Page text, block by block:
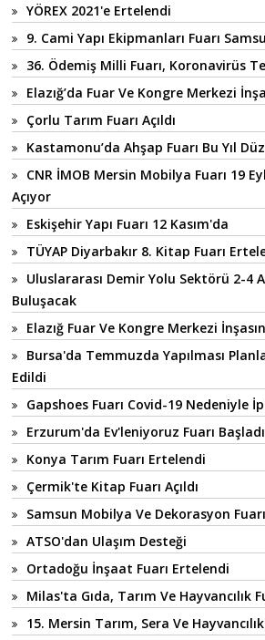
YÖREX 2021'e Ertelendi
9. Cami Yapı Ekipmanları Fuarı
36. Ödemiş Milli Fuarı, Koronavirüs
Elazığ’da Fuar Ve Kongre Merkezi
Çorlu Tarım Fuarı Açıldı
Kastamonu’da Ahşap Fuarı Bu Yıl
CNR İMOB Mersin Mobilya Fuarı 19
Açıyor
Eskişehir Yapı Fuarı 12 Kasım'da
TÜYAP Diyarbakır 8. Kitap Fuarı
Uluslararası Demir Yolu Sektörü 2-4
Buluşacak
Elazığ Fuar Ve Kongre Merkezi
Bursa'da Temmuzda Yapılması
Edildi
Gapshoes Fuarı Covid-19 Nedeniyle
Erzurum'da Ev'leniyoruz Fuarı Başladı
Konya Tarım Fuarı Ertelendi
Çermik'te Kitap Fuarı Açıldı
Samsun Mobilya Ve Dekorasyon Fuarı
ATSO'dan Ulaşım Desteği
Ortadoğu İnşaat Fuarı Ertelendi
Milas'ta Gıda, Tarım Ve Hayvancılık
15. Mersin Tarım, Sera Ve